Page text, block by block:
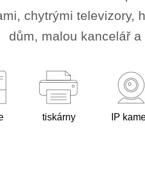
chytrými
dům, malou kancelář
tiskárny IP